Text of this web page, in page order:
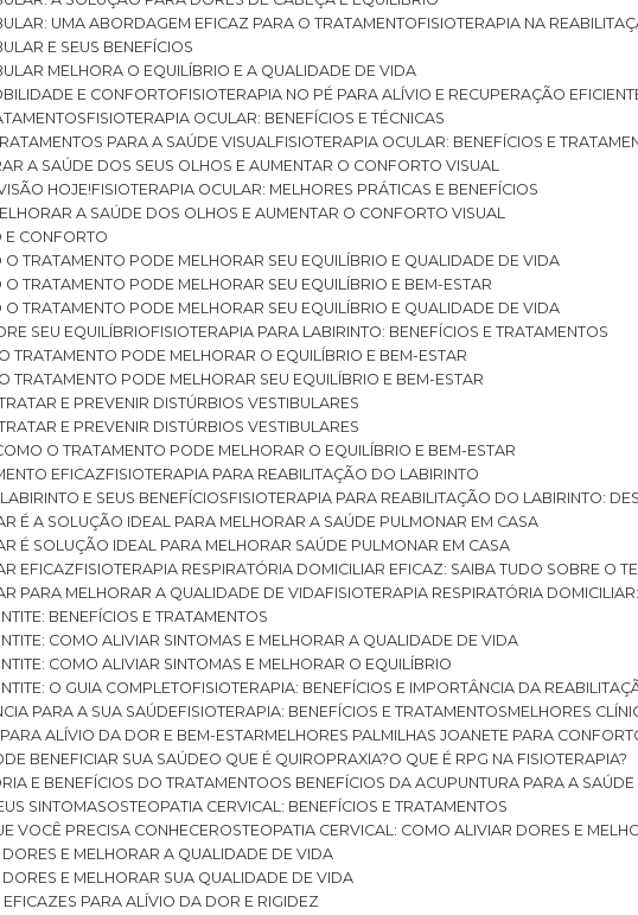
UMA ABORDAGEM EFICAZ PARA O TRATAMENTO
FISIOTERAPIA NA
E SEUS BENEFÍCIOS
MELHORA O EQUILÍBRIO E A QUALIDADE DE VIDA
E CONFORTO
FISIOTERAPIA NO PÉ PARA ALÍVIO E RECUPERAÇÃO
FISIOTERAPIA OCULAR: BENEFÍCIOS E TÉCNICAS
PARA A SAÚDE VISUAL FISIOTERAPIA OCULAR: BENEFÍCIOS E
A SAÚDE DOS SEUS OLHOS E AUMENTAR O CONFORTO VISUAL
HOJE! FISIOTERAPIA OCULAR: MELHORES PRÁTICAS E BENEFÍCIOS
A SAÚDE DOS OLHOS E AUMENTAR O CONFORTO VISUAL
E CONFORTO
O TRATAMENTO PODE MELHORAR SEU EQUILÍBRIO E QUALIDADE DE VIDA
O TRATAMENTO PODE MELHORAR SEU EQUILÍBRIO E BEM-ESTAR
O TRATAMENTO PODE MELHORAR SEU EQUILÍBRIO E QUALIDADE DE VIDA
SEU EQUILÍBRIO
FISIOTERAPIA PARA LABIRINTO: BENEFÍCIOS E TRATAMENTOS
TRATAMENTO PODE MELHORAR O EQUILÍBRIO E BEM-ESTAR
TRATAMENTO PODE MELHORAR SEU EQUILÍBRIO E BEM-ESTAR
E PREVENIR DISTÚRBIOS VESTIBULARES
E PREVENIR DISTÚRBIOS VESTIBULARES
O TRATAMENTO PODE MELHORAR O EQUILÍBRIO E BEM-ESTAR
EFICAZ FISIOTERAPIA PARA REABILITAÇÃO DO LABIRINTO
E SEUS BENEFÍCIOS
FISIOTERAPIA PARA REABILITAÇÃO DO LABIRINTO:
É A SOLUÇÃO IDEAL PARA MELHORAR A SAÚDE PULMONAR EM CASA
É SOLUÇÃO IDEAL PARA MELHORAR SAÚDE PULMONAR EM CASA
EFICAZ FISIOTERAPIA RESPIRATÓRIA DOMICILIAR EFICAZ: SAIBA TUDO SOBRE O
PARA MELHORAR A QUALIDADE DE VIDA FISIOTERAPIA RESPIRATÓRIA
BENEFÍCIOS E TRATAMENTOS
COMO ALIVIAR SINTOMAS E MELHORAR A QUALIDADE DE VIDA
COMO ALIVIAR SINTOMAS E MELHORAR O EQUILÍBRIO
O GUIA COMPLETO
FISIOTERAPIA: BENEFÍCIOS E IMPORTÂNCIA DA
PARA A SUA SAÚDE FISIOTERAPIA: BENEFÍCIOS E TRATAMENTOS
MELHORES
ALÍVIO DA DOR E BEM-ESTAR
MELHORES PALMILHAS JOANETE PARA
BENEFICIAR SUA SAÚDE
O QUE É QUIROPRAXIA?
O QUE É RPG NA FISIOTERAPIA?
E BENEFÍCIOS DO TRATAMENTO
OS BENEFÍCIOS DA ACUPUNTURA PARA A
SINTOMAS
OSTEOPATIA CERVICAL: BENEFÍCIOS E TRATAMENTOS
VOCÊ PRECISA CONHECER
OSTEOPATIA CERVICAL: COMO ALIVIAR DORES E
DORES E MELHORAR A QUALIDADE DE VIDA
DORES E MELHORAR SUA QUALIDADE DE VIDA
EFICAZES PARA ALÍVIO DA DOR E RIGIDEZ